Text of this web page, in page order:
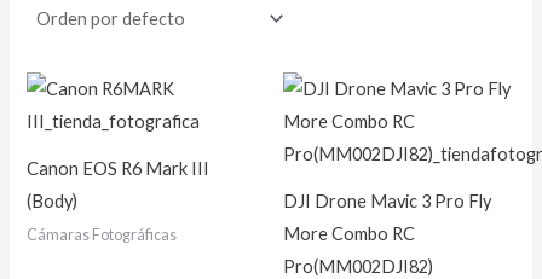
Canon EOS R6 Mark III
(Body)
Cámaras Fotográficas
DJI Drone Mavic 3 Pro Fly
More Combo RC
Pro(MM002DJI82)